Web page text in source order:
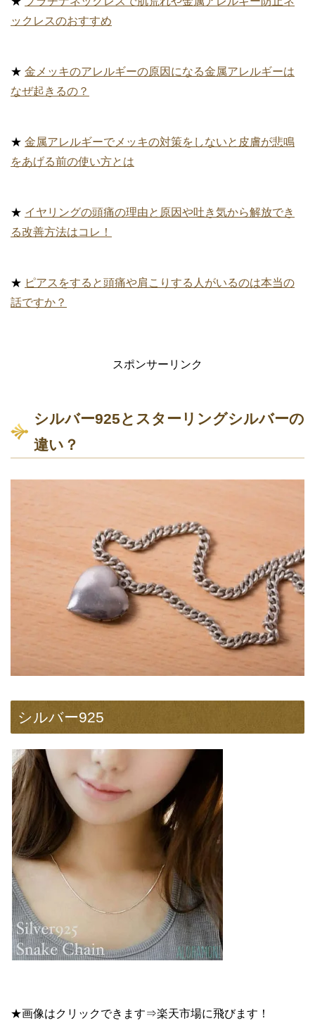
ックレスのおすすめ
★ 金メッキのアレルギーの原因になる金属アレルギーは
なぜ起きるの？
★ 金属アレルギーでメッキの対策をしないと皮膚が悲鳴
をあげる前の使い方とは
★ イヤリングの頭痛の理由と原因や吐き気から解放でき
る改善方法はコレ！
★ ピアスをすると頭痛や肩こりする人がいるのは本当の
話ですか？
スポンサーリンク
シルバー925とスターリングシルバーの
違い？
シルバー925
★画像はクリックできます⇒楽天市場に飛びます！